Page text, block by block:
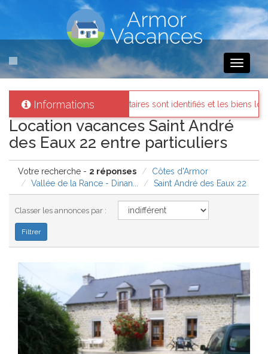
Toggle
Informations
: Tous les propriétaires sont identifiés et les biens loués existent
Location vacances Saint André
des Eaux 22 entre particuliers
Votre recherche - 2 réponses
Côtes d'Armor
Vallée de la Rance - Dinan...
Saint André des Eaux 22
Classer les annonces par :